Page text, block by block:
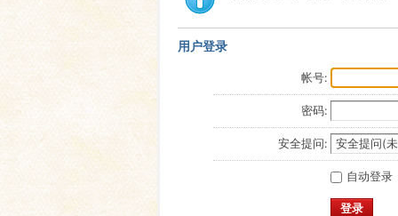
用户登录
帐号:
密码:
安全提问:
自动登录
登录